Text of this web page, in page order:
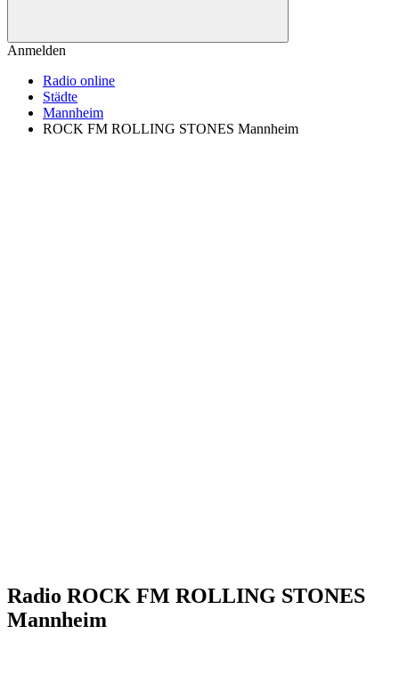
Anmelden
Radio online
Städte
Mannheim
ROCK FM ROLLING STONES Mannheim
Radio ROCK FM ROLLING STONES
Mannheim